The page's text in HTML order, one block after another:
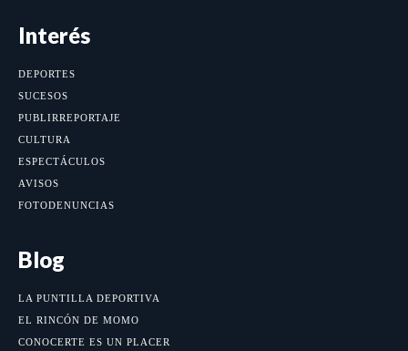
Interés
DEPORTES
SUCESOS
PUBLIRREPORTAJE
CULTURA
ESPECTÁCULOS
AVISOS
FOTODENUNCIAS
Blog
LA PUNTILLA DEPORTIVA
EL RINCÓN DE MOMO
CONOCERTE ES UN PLACER